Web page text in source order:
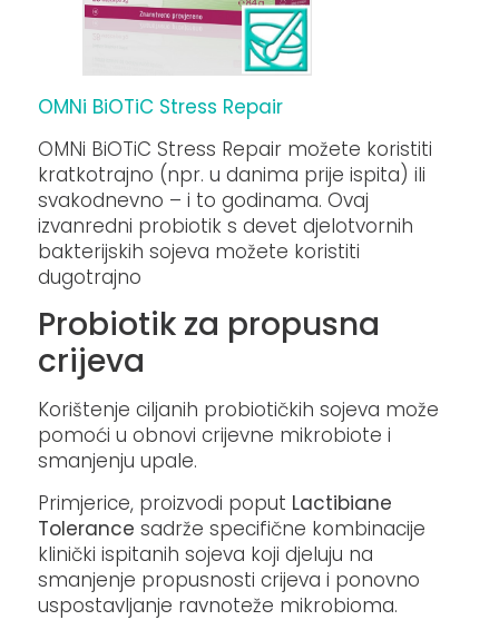
OMNi BiOTiC Stress Repair
OMNi BiOTiC Stress Repair možete koristiti
kratkotrajno (npr. u danima prije ispita) ili
svakodnevno – i to godinama. Ovaj
izvanredni probiotik s devet djelotvornih
bakterijskih sojeva možete koristiti
dugotrajno
Probiotik za propusna
crijeva
Korištenje ciljanih probiotičkih sojeva može
pomoći u obnovi crijevne mikrobiote i
smanjenju upale.
Primjerice, proizvodi poput Lactibiane
Tolerance sadrže specifične kombinacije
klinički ispitanih sojeva koji djeluju na
smanjenje propusnosti crijeva i ponovno
uspostavljanje ravnoteže mikrobioma.